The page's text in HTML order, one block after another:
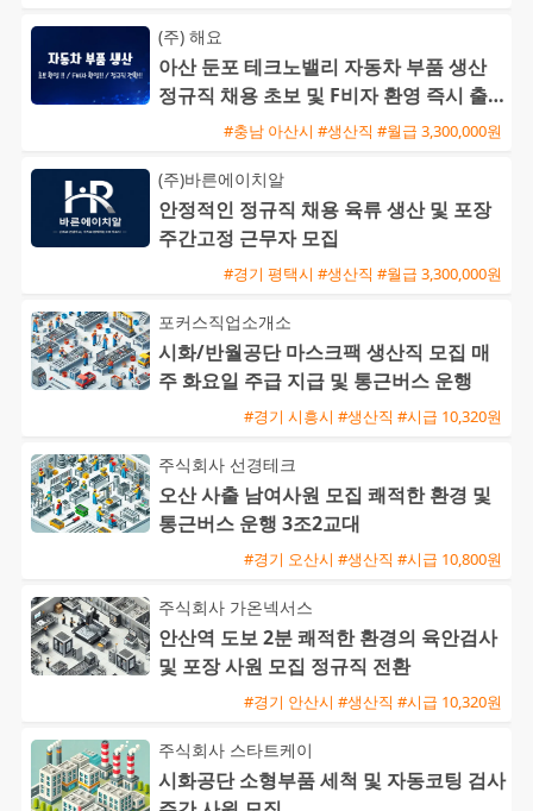
(주) 해요
아산 둔포 테크노밸리 자동차 부품 생산
정규직 채용 초보 및 F비자 환영 즉시 출
#충남 아산시 #생산직 #월급 3,300,000원
(주)바른에이치알
안정적인 정규직 채용 육류 생산 및 포장
주간고정 근무자 모집
#경기 평택시 #생산직 #월급 3,300,000원
포커스직업소개소
시화/반월공단 마스크팩 생산직 모집 매
주 화요일 주급 지급 및 통근버스 운행
#경기 시흥시 #생산직 #시급 10,320원
주식회사 선경테크
오산 사출 남여사원 모집 쾌적한 환경 및
통근버스 운행 3조2교대
#경기 오산시 #생산직 #시급 10,800원
주식회사 가온넥서스
안산역 도보 2분 쾌적한 환경의 육안검사
및 포장 사원 모집 정규직 전환
#경기 안산시 #생산직 #시급 10,320원
주식회사 스타트케이
시화공단 소형부품 세척 및 자동코팅 검사